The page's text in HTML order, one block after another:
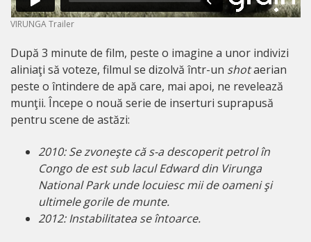
VIRUNGA Trailer
După 3 minute de film, peste o imagine a unor indivizi
aliniaţi să voteze, filmul se dizolvă într-un shotaerian
peste o întindere de apă care, mai apoi, ne revelează
munţii. Începe o nouă serie de inserturi suprapusă
pentru scene de astăzi:
2010: Se zvoneşte că s-a descoperit petrol în
Congo de est sub lacul Edward din Virunga
National Park unde locuiesc mii de oameni şi
ultimele gorile de munte.
2012: Instabilitatea se întoarce.